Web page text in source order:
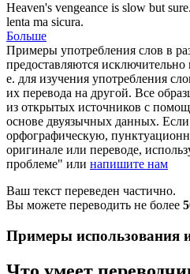
Heaven's vengeance is slow but sure.
lenta ma sicura.
Больше
Примеры употребления слов в
предоставляются исключительно
е. для изучения употребления
их перевода на другой. Все
из открытых источников с
основе двуязычных данных.
орфографическую,
оригинале или переводе,
проблеме" или напишите нам
Ваш текст переведен частично.
Вы можете переводить не более
Примеры использования